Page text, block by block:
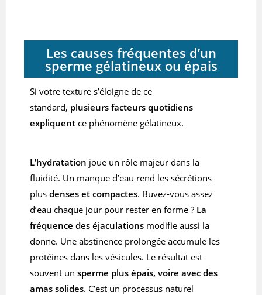
Les causes fréquentes d’un
sperme gélatineux ou épais
Si votre texture s’éloigne de ce
standard, plusieurs facteurs quotidiens
expliquent ce phénomène gélatineux.
L’hydratation joue un rôle majeur dans la
fluidité. Un manque d’eau rend les sécrétions
plusdenses et compactes. Buvez-vous assez
d’eau chaque jour pour rester en forme ? La
fréquence des éjaculations modifie aussi la
donne. Une abstinence prolongée accumule les
protéines dans les vésicules. Le résultat est
souvent unsperme plus épais, voire avec des
amas solides. C’est un processus naturel